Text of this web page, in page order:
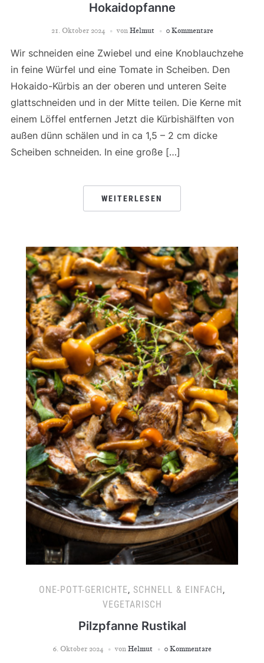
Hokaidopfanne
21. Oktober 2024 von Helmut 0 Kommentare
Wir schneiden eine Zwiebel und eine Knoblauchzehe
in feine Würfel und eine Tomate in Scheiben. Den
Hokaido-Kürbis an der oberen und unteren Seite
glattschneiden und in der Mitte teilen. Die Kerne mit
einem Löffel entfernen Jetzt die Kürbishälften von
außen dünn schälen und in ca 1,5 – 2 cm dicke
Scheiben schneiden. In eine große […]
WEITERLESEN
ONE-POTT-GERICHTE, SCHNELL & EINFACH,
VEGETARISCH
Pilzpfanne Rustikal
6. Oktober 2024 von Helmut 0 Kommentare